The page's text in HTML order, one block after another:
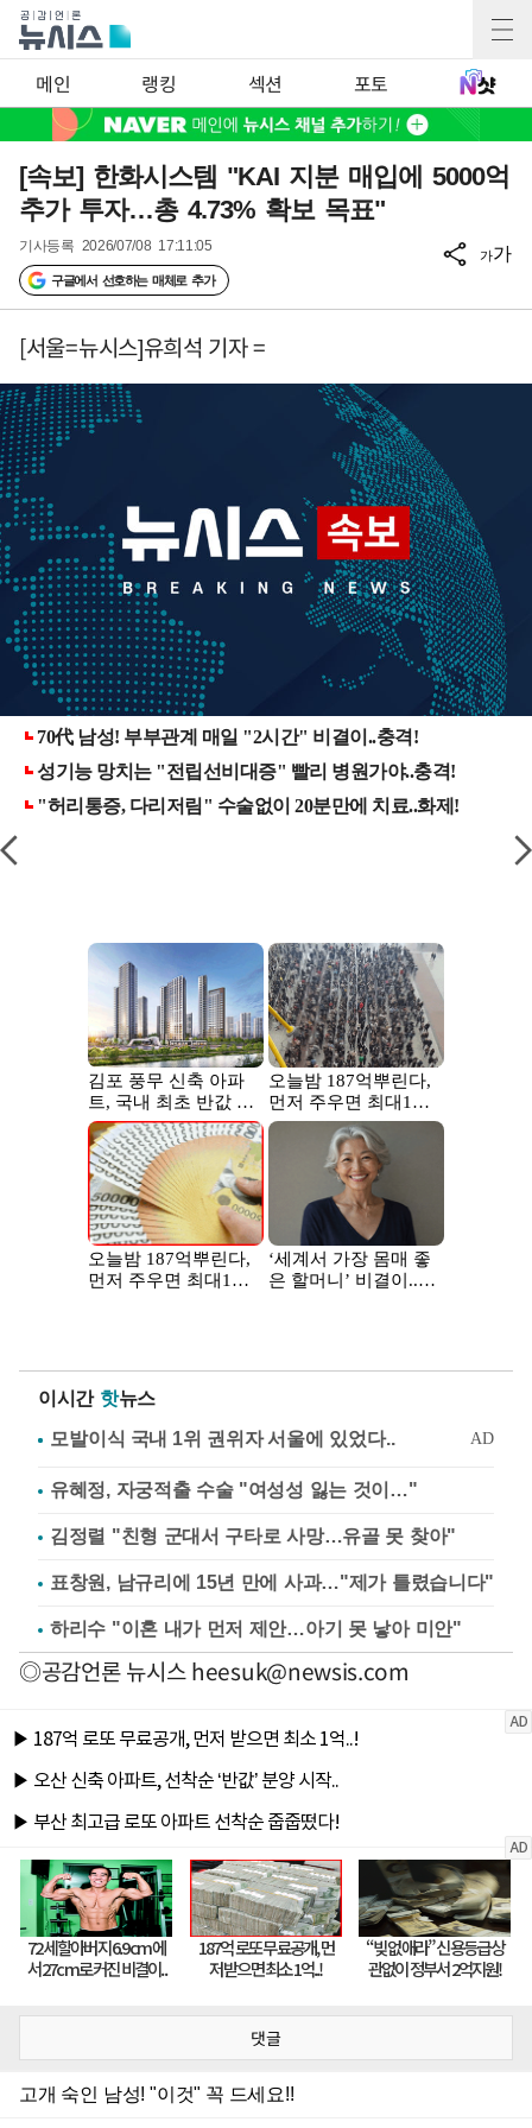
메인 랭킹 섹션 포토
[속보] 한화시스템 "KAI 지분 매입에 5000억
추가 투자…총 4.73% 확보 목표"
기사등록 2026/07/08 17:11:05
구글에서 선호하는 매체로 추가
가가
[서울=뉴시스]유희석 기자 =
이시간 핫뉴스
유혜정, 자궁적출 수술 "여성성 잃는 것이…"
김정렬 "친형 군대서 구타로 사망…유골 못 찾아"
표창원, 남규리에 15년 만에 사과…"제가 틀렸습니다"
하리수 "이혼 내가 먼저 제안…아기 못 낳아 미안"
◎공감언론 뉴시스heesuk@newsis.com
댓글